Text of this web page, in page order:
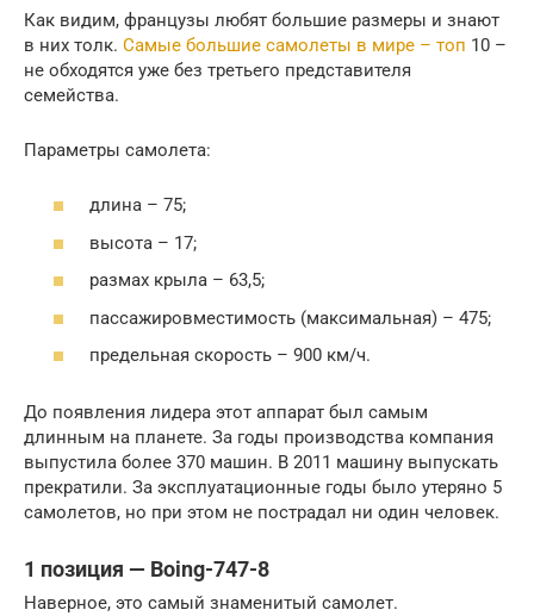
Как видим, французы любят большие размеры и знают
в них толк. Самые большие самолеты в мире – топ 10 –
не обходятся уже без третьего представителя
семейства.
Параметры самолета:
длина – 75;
высота – 17;
размах крыла – 63,5;
пассажировместимость (максимальная) – 475;
предельная скорость – 900 км/ч.
До появления лидера этот аппарат был самым
длинным на планете. За годы производства компания
выпустила более 370 машин. В 2011 машину выпускать
прекратили. За эксплуатационные годы было утеряно 5
самолетов, но при этом не пострадал ни один человек.
1 позиция — Boing-747-8
Наверное, это самый знаменитый самолет.